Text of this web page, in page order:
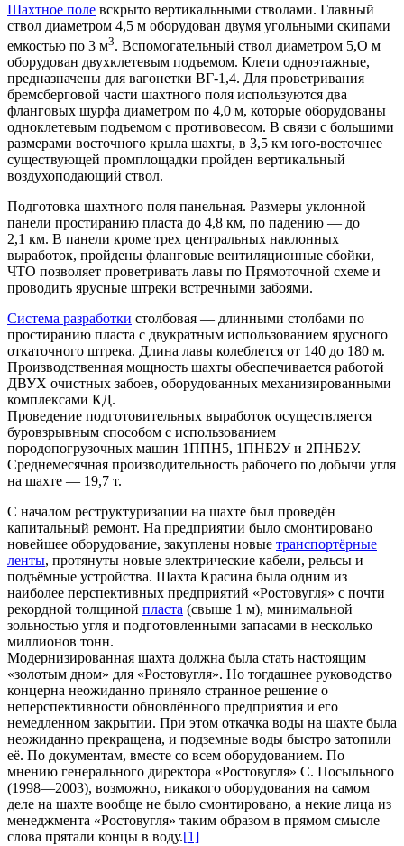
Шахтное поле вскрыто вертикальными стволами. Главный
ствол диаметром 4,5 м оборудован двумя угольными скипами
емкостью по 3 м3. Вспомогательный ствол диаметром 5,О м
оборудован двухклетевым подъемом. Клети одноэтажные,
предназначены для вагонетки ВГ-1,4. Для проветривания
бремсберговой части шахтного поля используются два
фланговых шурфа диаметром по 4,0 м, которые оборудованы
одноклетевым подъемом с противовесом. В связи с большими
размерами восточного крыла шахты, в 3,5 км юго-восточнее
существующей промплощадки пройден вертикальный
воздухоподающий ствол.
Подготовка шахтного поля панельная. Размеры уклонной
панели простиранию пласта до 4,8 км, по падению — до
2,1 км. В панели кроме трех центральных наклонных
выработок, пройдены фланговые вентиляционные сбойки,
ЧТО позволяет проветривать лавы по Прямоточной схеме и
проводить ярусные штреки встречными забоями.
Система разработки столбовая — длинными столбами по
простиранию пласта с двукратным использованием ярусного
откаточного штрека. Длина лавы колеблется от 140 до 180 м.
Производственная мощность шахты обеспечивается работой
ДВУХ очистных забоев, оборудованных механизированными
комплексами КД.
Проведение подготовительных выработок осуществляется
буровзрывным способом с использованием
породопогрузочных машин 1ППН5, 1ПНБ2У и 2ПНБ2У.
Среднемесячная производительность рабочего по добычи угля
на шахте — 19,7 т.
C началом реструктуризации на шахте был проведён
капитальный ремонт. На предприятии было смонтировано
новейшее оборудование, закуплены новые транспортёрные
ленты, протянуты новые электрические кабели, рельсы и
подъёмные устройства. Шахта Красина была одним из
наиболее перспективных предприятий «Ростов­угля» с почти
рекордной толщиной пласта (свыше 1 м), минимальной
зольностью угля и подготовленными запасами в несколько
миллионов тонн.
Модернизированная шахта должна была стать настоящим
«золотым дном» для «Ростовугля». Но тогдашнее руководство
концерна неожиданно приняло странное решение о
неперспективности обновлённого предприятия и его
немедленном закрытии. При этом откачка воды на шахте была
неожиданно прекращена, и подземные воды быстро затопили
её. По документам, вместе со всем оборудованием. По
мнению генерального директора «Ростовугля» С. Посыльного
(1998—2003), возможно, никакого оборудования на самом
деле на шахте вообще не было смонтировано, а некие лица из
менедж­мента «Ростовугля» таким образом в прямом смысле
слова прятали концы в воду.[1]